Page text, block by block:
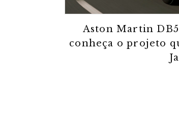
Aston Martin
conheça o projeto